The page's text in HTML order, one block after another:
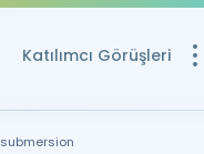
Katılımcı Görüşleri
Ücretsiz
submersion